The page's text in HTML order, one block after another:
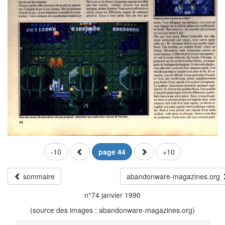
-10 page 44 +10
sommaire
abandonware-magazines.org
n°74 janvier 1990
(source des images : abandonware-magazines.org)